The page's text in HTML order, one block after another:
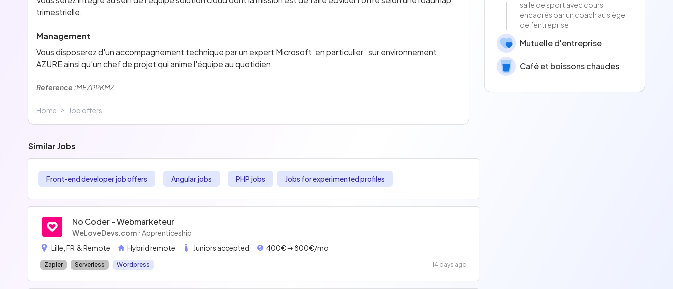
trimestrielle.
Management
Vous disposerez d'un accompagnement technique par un expert Microsoft, en particulier , sur environnement
AZURE ainsi qu'un chef de projet qui anime l'équipe au quotidien.
Reference :MEZPPKMZ
Home > Job offers
salle de sport avec cours
encadrés par un coach au siège
de l’entreprise
Mutuelle d'entreprise
Café et boissons chaudes
Similar Jobs
Front-end developer job offers Angular jobs PHP jobs Jobs for experimented profiles
No Coder - Webmarketeur
WeLoveDevs.com Apprenticeship
Lille, FR & Remote Hybrid remote Juniors accepted 400€ ➞ 800€/mo
Zapier Serverless Wordpress 14 days ago